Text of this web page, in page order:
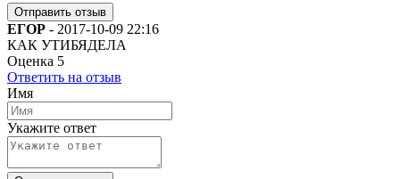
ЕГОР - 2017-10-09 22:16
КАК УТИБЯДЕЛА
Оценка 5
Ответить на отзыв
Имя
Укажите ответ